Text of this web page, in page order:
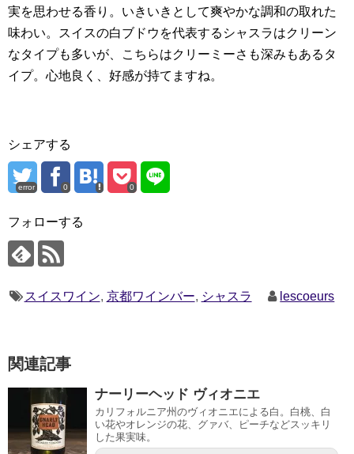
実を思わせる香り。いきいきとして爽やかな調和の取れた
味わい。スイスの白ブドウを代表するシャスラはクリーン
なタイプも多いが、こちらはクリーミーさも深みもあるタ
イプ。心地良く、好感が持てますね。
シェアする
error 0 0
フォローする
スイスワイン, 京都ワインバー, シャスラ lescoeurs
関連記事
ナーリーヘッド ヴィオニエ
カリフォルニア州のヴィオニエによる白。白桃、白
い花やオレンジの花、グァバ、ピーチなどスッキリ
した果実味。